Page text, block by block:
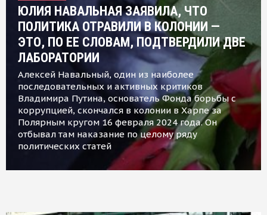
ЮЛИЯ НАВАЛЬНАЯ ЗАЯВИЛА, ЧТО
ПОЛИТИКА ОТРАВИЛИ В КОЛОНИИ —
ЭТО, ПО ЕЕ СЛОВАМ, ПОДТВЕРДИЛИ ДВЕ
ЛАБОРАТОРИИ
Алексей Навальный, один из наиболее
последовательных и активных критиков
Владимира Путина, основатель Фонда борьбы с
коррупцией, скончался в колонии в Харпе за
Полярным кругом 16 февраля 2024 года. Он
отбывал там наказание по целому ряду
политических статей